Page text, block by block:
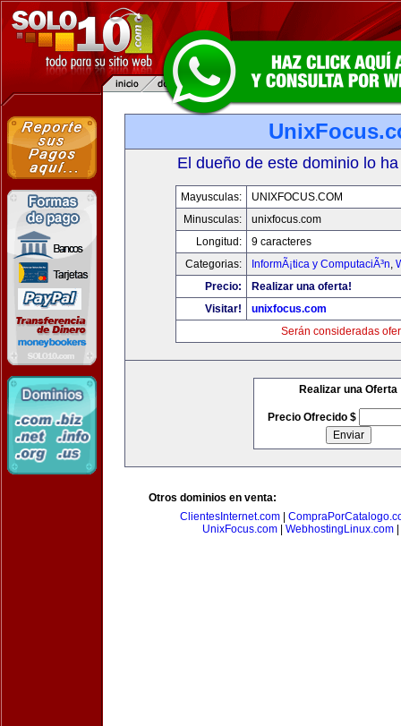
El dueño de este dominio lo
Mayusculas:
UNIXFOCUS.COM
Minusculas:
unixfocus.com
Longitud:
9 caracteres
Categorias:
InformÃ¡tica y ComputaciÃ³n,
Precio:
Realizar una oferta!
Visitar!
unixfocus.com
Serán consideradas
Realizar una Oferta
Precio Ofrecido $
Otros dominios en venta:
ClientesInternet.com
UnixFocus.com| WebhostingLinux.com|